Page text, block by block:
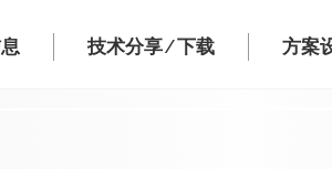
技术分享 ⁄ 下载 方案